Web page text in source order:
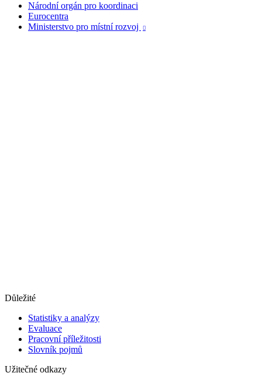
Národní orgán pro koordinaci
Eurocentra
Ministerstvo pro místní rozvoj

Důležité
Statistiky a analýzy
Evaluace
Pracovní příležitosti
Slovník pojmů
Užitečné odkazy